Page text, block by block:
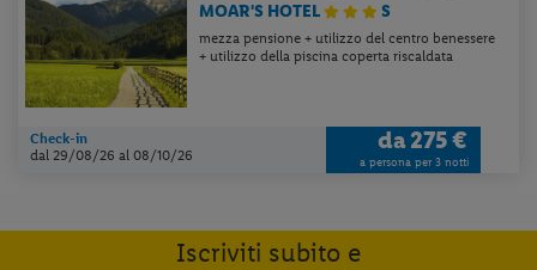
MOAR'S HOTEL
S
mezza pensione + utilizzo del centro benessere
+ utilizzo della piscina coperta riscaldata
Check-in
dal 29/08/26al 08/10/26
da275 €
a persona per 3 notti
Iscriviti subito e